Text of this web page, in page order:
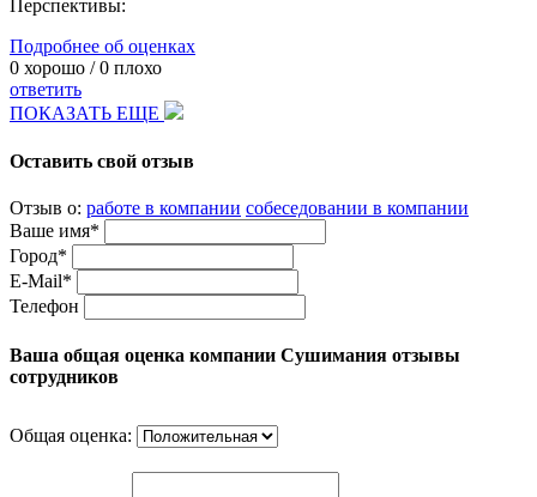
Перспективы:
Подробнее об оценках
0 хорошо /0 плохо
ответить
ПОКАЗАТЬ ЕЩЕ
Оставить свой отзыв
Отзыв о: работе в компании собеседовании в компании
Ваше имя*
Город*
E-Mail*
Телефон
Ваша общая оценка компании Сушимания отзывы
сотрудников
Общая оценка: